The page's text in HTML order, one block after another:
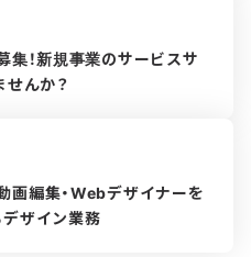
！新規事業のサービスサ
んか？
編集・Webデザイナーを
ザイン業務